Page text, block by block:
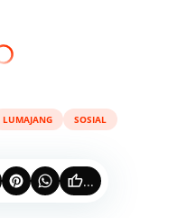
LUMAJANG SOSIAL
...